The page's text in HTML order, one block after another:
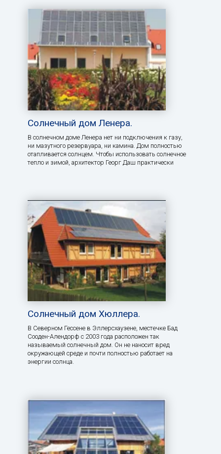
Солнечный дом Ленера.
В солнечном доме Ленера нет ни подключения к газу,
ни мазутного резервуара, ни камина. Дом полностью
отапливается солнцем. Чтобы использовать солнечное
тепло и зимой, архитектор Георг Даш практически
Солнечный дом Хюллера.
В Северном Гессене в Эллерсхаузене, местечке Бад
Сооден-Алендорф с 2003 года расположен так
называемый солнечный дом. Он не наносит вред
окружающей среде и почти полностью работает на
энергии солнца.